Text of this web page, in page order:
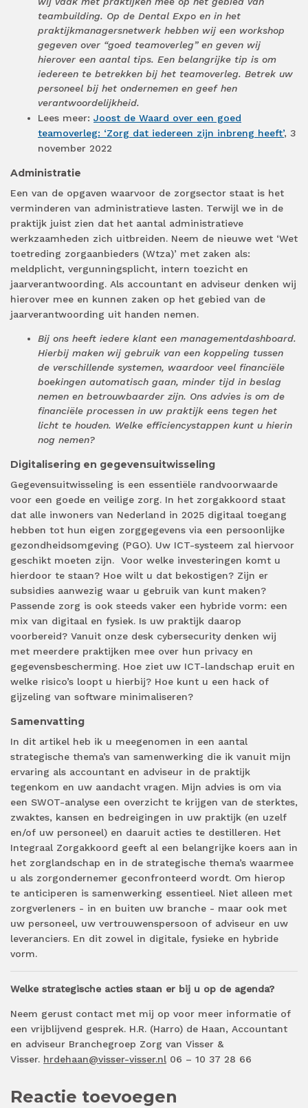
teambuilding. Op de Dental Expo en in het
praktijkmanagersnetwerk hebben wij een workshop
gegeven over “goed teamoverleg” en geven wij
hierover een aantal tips. Een belangrijke tip is om
iedereen te betrekken bij het teamoverleg. Betrek uw
personeel bij het ondernemen en geef hen
verantwoordelijkheid.
Lees meer: Joost de Waard over een goed
teamoverleg: ‘Zorg dat iedereen zijn inbreng heeft’, 3
november 2022
Administratie
Een van de opgaven waarvoor de zorgsector staat is het
verminderen van administratieve lasten. Terwijl we in de
praktijk juist zien dat het aantal administratieve
werkzaamheden zich uitbreiden. Neem de nieuwe wet ‘Wet
toetreding zorgaanbieders (Wtza)’ met zaken als:
meldplicht, vergunningsplicht, intern toezicht en
jaarverantwoording. Als accountant en adviseur denken wij
hierover mee en kunnen zaken op het gebied van de
jaarverantwoording uit handen nemen.
Bij ons heeft iedere klant een managementdashboard.
Hierbij maken wij gebruik van een koppeling tussen
de verschillende systemen, waardoor veel financiële
boekingen automatisch gaan, minder tijd in beslag
nemen en betrouwbaarder zijn. Ons advies is om de
financiële processen in uw praktijk eens tegen het
licht te houden. Welke efficiencystappen kunt u hierin
nog nemen?
Digitalisering en gegevensuitwisseling
Gegevensuitwisseling is een essentiële randvoorwaarde
voor een goede en veilige zorg. In het zorgakkoord staat
dat alle inwoners van Nederland in 2025 digitaal toegang
hebben tot hun eigen zorggegevens via een persoonlijke
gezondheidsomgeving (PGO). Uw ICT-systeem zal hiervoor
geschikt moeten zijn. Voor welke investeringen komt u
hierdoor te staan? Hoe wilt u dat bekostigen? Zijn er
subsidies aanwezig waar u gebruik van kunt maken?
Passende zorg is ook steeds vaker een hybride vorm: een
mix van digitaal en fysiek. Is uw praktijk daarop
voorbereid? Vanuit onze desk cybersecurity denken wij
met meerdere praktijken mee over hun privacy en
gegevensbescherming. Hoe ziet uw ICT-landschap eruit en
welke risico’s loopt u hierbij? Hoe kunt u een hack of
gijzeling van software minimaliseren?
Samenvatting
In dit artikel heb ik u meegenomen in een aantal
strategische thema’s van samenwerking die ik vanuit mijn
ervaring als accountant en adviseur in de praktijk
tegenkom en uw aandacht vragen. Mijn advies is om via
een SWOT-analyse een overzicht te krijgen van de sterktes,
zwaktes, kansen en bedreigingen in uw praktijk (en uzelf
en/of uw personeel) en daaruit acties te destilleren. Het
Integraal Zorgakkoord geeft al een belangrijke koers aan in
het zorglandschap en in de strategische thema’s waarmee
u als zorgondernemer geconfronteerd wordt. Om hierop
te anticiperen is samenwerking essentieel. Niet alleen met
zorgverleners - in en buiten uw branche - maar ook met
uw personeel, uw vertrouwenspersoon of adviseur en uw
leveranciers. En dit zowel in digitale, fysieke en hybride
vorm.
Welke strategische acties staan er bij u op de agenda?
Neem gerust contact met mij op voor meer informatie of
een vrijblijvend gesprek. H.R. (Harro) de Haan, Accountant
en adviseur Branchegroep Zorg van Visser &
Visser. hrdehaan@visser-visser.nl 06 – 10 37 28 66
Reactie toevoegen